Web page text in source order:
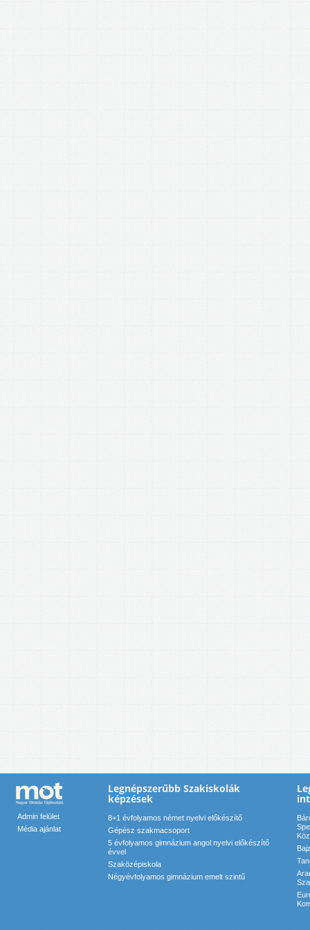
Admin felület
Média ajánlat
Legnépszerűbb Szakiskolák
képzések
8+1 évfolyamos német nyelvi előkészítő
Gépész szakmacsoport
5 évfolyamos gimnázium angol nyelvi előkészítő
évvel
Szaközépiskola
Négyévfolyamos gimnázium emelt szintű